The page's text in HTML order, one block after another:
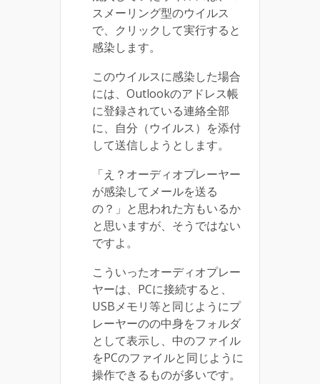
スメーリング型のウイルス
で、クリックして実行すると
感染します。
このウイルスに感染した場合
には、Outlookのアドレス帳
に登録されている連絡全部
に、自分（ウイルス）を添付
して送信しようとします。
「え？オーディオプレーヤー
が感染してメールを送る
の？」と思われた方もいるか
と思いますが、そうではない
ですよ。
こういったオーディオプレー
ヤーは、PCに接続すると、
USBメモリ等と同じようにプ
レーヤーのの中身をフォルダ
として表示し、中のファイル
をPCのファイルと同じように
操作できるものが多いです。